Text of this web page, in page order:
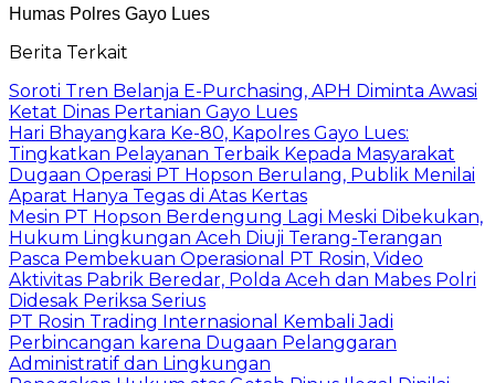
Humas Polres Gayo Lues
Berita Terkait
Soroti Tren Belanja E-Purchasing, APH Diminta Awasi
Ketat Dinas Pertanian Gayo Lues
Hari Bhayangkara Ke-80, Kapolres Gayo Lues:
Tingkatkan Pelayanan Terbaik Kepada Masyarakat
Dugaan Operasi PT Hopson Berulang, Publik Menilai
Aparat Hanya Tegas di Atas Kertas
Mesin PT Hopson Berdengung Lagi Meski Dibekukan,
Hukum Lingkungan Aceh Diuji Terang-Terangan
Pasca Pembekuan Operasional PT Rosin, Video
Aktivitas Pabrik Beredar, Polda Aceh dan Mabes Polri
Didesak Periksa Serius
PT Rosin Trading Internasional Kembali Jadi
Perbincangan karena Dugaan Pelanggaran
Administratif dan Lingkungan